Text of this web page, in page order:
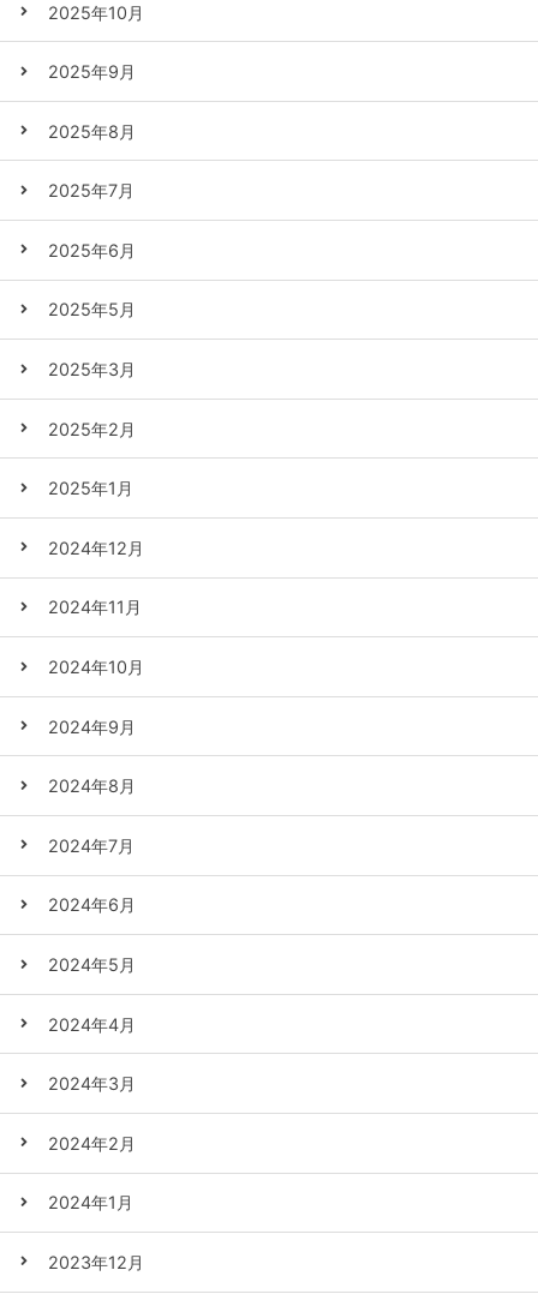
2025年10月
2025年9月
2025年8月
2025年7月
2025年6月
2025年5月
2025年3月
2025年2月
2025年1月
2024年12月
2024年11月
2024年10月
2024年9月
2024年8月
2024年7月
2024年6月
2024年5月
2024年4月
2024年3月
2024年2月
2024年1月
2023年12月